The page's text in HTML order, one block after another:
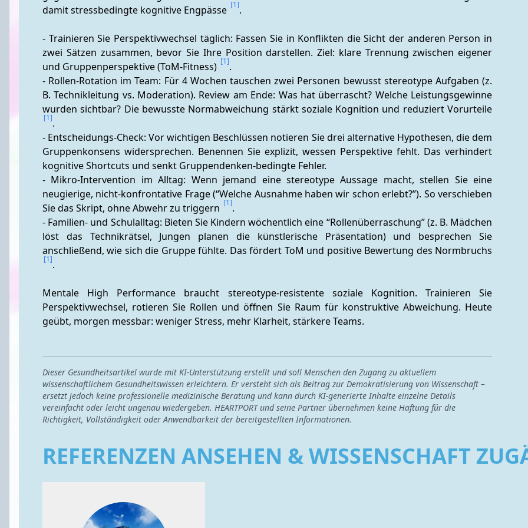
damit stressbedingte kognitive Engpässe [1].
- Trainieren Sie Perspektivwechsel täglich: Fassen Sie in Konflikten die Sicht der anderen Person in
zwei Sätzen zusammen, bevor Sie Ihre Position darstellen. Ziel: klare Trennung zwischen eigener
und Gruppenperspektive (ToM-Fitness) [1].
- Rollen-Rotation im Team: Für 4 Wochen tauschen zwei Personen bewusst stereotype Aufgaben (z.
B. Technikleitung vs. Moderation). Review am Ende: Was hat überrascht? Welche Leistungsgewinne
[1].
- Entscheidungs-Check: Vor wichtigen Beschlüssen notieren Sie drei alternative Hypothesen, die dem
Gruppenkonsens widersprechen. Benennen Sie explizit, wessen Perspektive fehlt. Das verhindert
kognitive Shortcuts und senkt Gruppendenken-bedingte Fehler.
- Mikro-Intervention im Alltag: Wenn jemand eine stereotype Aussage macht, stellen Sie eine
neugierige, nicht-konfrontative Frage (“Welche Ausnahme haben wir schon erlebt?”). So verschieben
Sie das Skript, ohne Abwehr zu triggern [1].
- Familien- und Schulalltag: Bieten Sie Kindern wöchentlich eine “Rollenüberraschung” (z. B. Mädchen
löst das Technikrätsel, Jungen planen die künstlerische Präsentation) und besprechen Sie
[1].
Mentale High Performance braucht stereotype-resistente soziale Kognition. Trainieren Sie
Perspektivwechsel, rotieren Sie Rollen und öffnen Sie Raum für konstruktive Abweichung. Heute
geübt, morgen messbar: weniger Stress, mehr Klarheit, stärkere Teams.
Dieser Gesundheitsartikel wurde mit KI-Unterstützung erstellt und soll Menschen den Zugang zu aktuellem
wissenschaftlichem Gesundheitswissen erleichtern. Er versteht sich als Beitrag zur Demokratisierung von Wissenschaft –
ersetzt jedoch keine professionelle medizinische Beratung und kann durch KI-generierte Inhalte einzelne Details
vereinfacht oder leicht ungenau wiedergeben. HEARTPORT und seine Partner übernehmen keine Haftung für die
Richtigkeit, Vollständigkeit oder Anwendbarkeit der bereitgestellten Informationen.
REFERENZEN ANSEHEN & WISSENSCHAFT